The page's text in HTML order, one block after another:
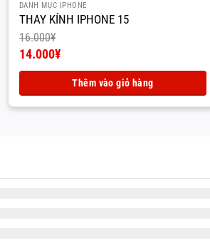
DANH MỤC IPHONE
THAY KÍNH IPHONE 15
16.000¥
Giá
16.000¥.
14.000¥
tại
là:
Thêm vào giỏ hàng